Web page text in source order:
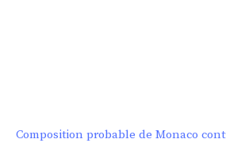
Composition probable de Monaco